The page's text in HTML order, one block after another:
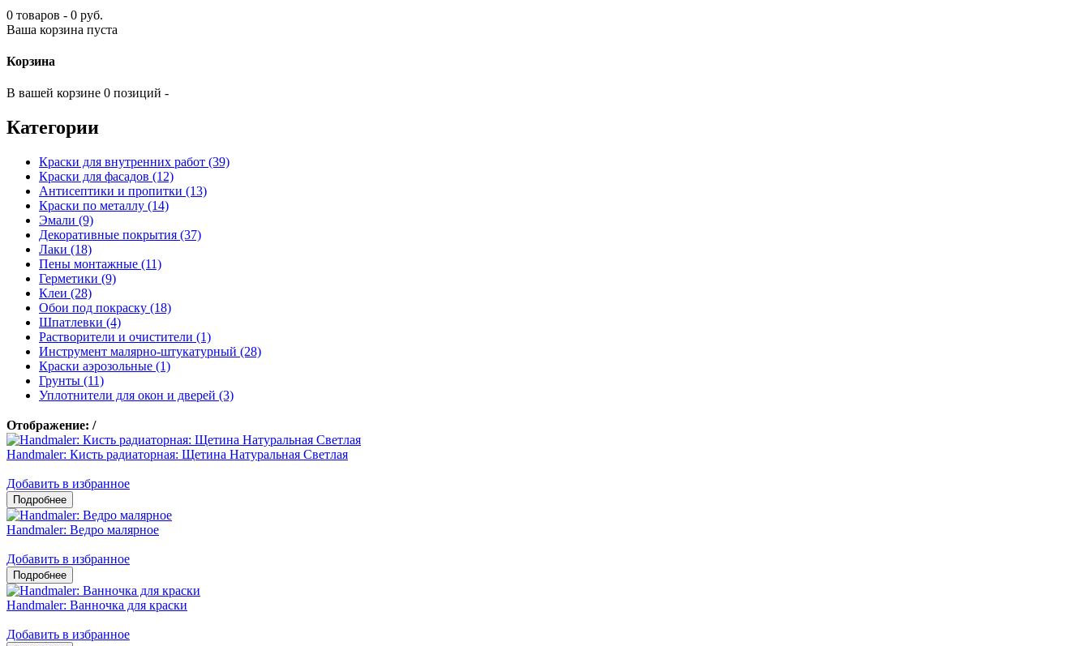
0 товаров - 0 руб.
Ваша корзина пуста
Корзина
В вашей корзине 0 позиций -
Категории
Краски для внутренних работ (39)
Краски для фасадов (12)
Антисептики и пропитки (13)
Краски по металлу (14)
Эмали (9)
Декоративные покрытия (37)
Лаки (18)
Пены монтажные (11)
Герметики (9)
Клеи (28)
Обои под покраску (18)
Шпатлевки (4)
Растворители и очистители (1)
Инструмент малярно-штукатурный (28)
Краски аэрозольные (1)
Грунты (11)
Уплотнители для окон и дверей (3)
Отображение: /
Handmaler: Кисть радиаторная: Щетина Натуральная Светлая
Добавить в избранное
Handmaler: Ведро малярное
Добавить в избранное
Handmaler: Ванночка для краски
Добавить в избранное